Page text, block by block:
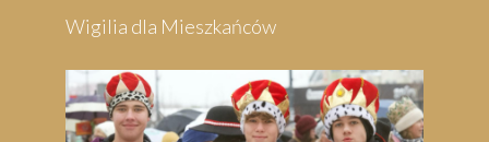
Festyn Parafialny